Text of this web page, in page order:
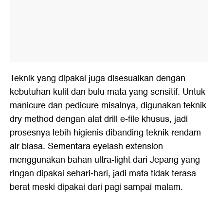
Teknik yang dipakai juga disesuaikan dengan
kebutuhan kulit dan bulu mata yang sensitif. Untuk
manicure dan pedicure misalnya, digunakan teknik
dry method dengan alat drill e-file khusus, jadi
prosesnya lebih higienis dibanding teknik rendam
air biasa. Sementara eyelash extension
menggunakan bahan ultra-light dari Jepang yang
ringan dipakai sehari-hari, jadi mata tidak terasa
berat meski dipakai dari pagi sampai malam.